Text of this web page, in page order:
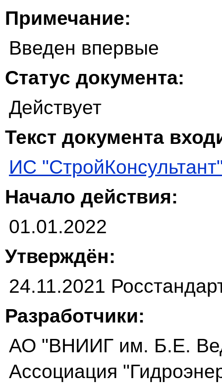
Примечание:
Введен впервые
Статус документа:
Действует
Текст документа
ИС
Начало действия:
01.01.2022
Утверждён:
24.11.2021
Разработчики:
АО "ВНИИГ им. Б.Е.
Ассоциация